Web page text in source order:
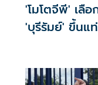
'โมโตจีพี' เลื
'บุรีรัมย์' ขึ้นแ